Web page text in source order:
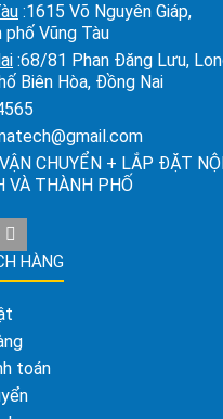
:1615 Võ Nguyên Giáp,
phố Vũng Tàu
:68/81 Phan Đăng Lưu,
Biên Hòa, Đồng Nai
CHUYỂN + LẮP ĐẶT
VÀ THÀNH PHỐ
HÀNG
toán